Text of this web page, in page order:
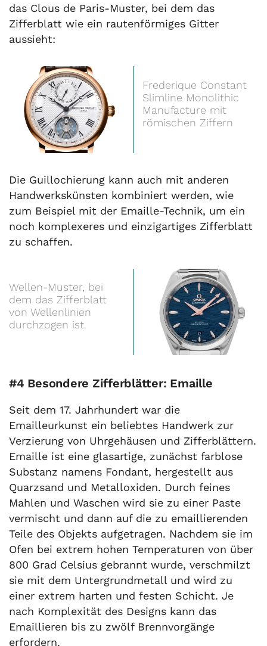
das Clous de Paris-Muster, bei dem das
Zifferblatt wie ein rautenförmiges Gitter
aussieht:
Frederique Constant
Slimline Monolithic
Manufacture mit
römischen Ziffern
Die Guillochierung kann auch mit anderen
Handwerkskünsten kombiniert werden, wie
zum Beispiel mit der Emaille-Technik, um ein
noch komplexeres und einzigartiges Zifferblatt
zu schaffen.
Wellen-Muster, bei
dem das Zifferblatt
von Wellenlinien
durchzogen ist.
#4 Besondere Zifferblätter: Emaille
Seit dem 17. Jahrhundert war die
Emailleurkunst ein beliebtes Handwerk zur
Verzierung von Uhrgehäusen und Zifferblättern.
Emaille ist eine glasartige, zunächst farblose
Substanz namens Fondant, hergestellt aus
Quarzsand und Metalloxiden. Durch feines
Mahlen und Waschen wird sie zu einer Paste
vermischt und dann auf die zu emaillierenden
Teile des Objekts aufgetragen. Nachdem sie im
Ofen bei extrem hohen Temperaturen von über
800 Grad Celsius gebrannt wurde, verschmilzt
sie mit dem Untergrundmetall und wird zu
einer extrem harten und festen Schicht. Je
nach Komplexität des Designs kann das
Emaillieren bis zu zwölf Brennvorgänge
erfordern.